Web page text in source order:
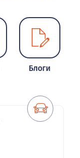
Блоги